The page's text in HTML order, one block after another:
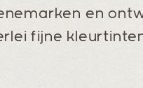
en
fijne